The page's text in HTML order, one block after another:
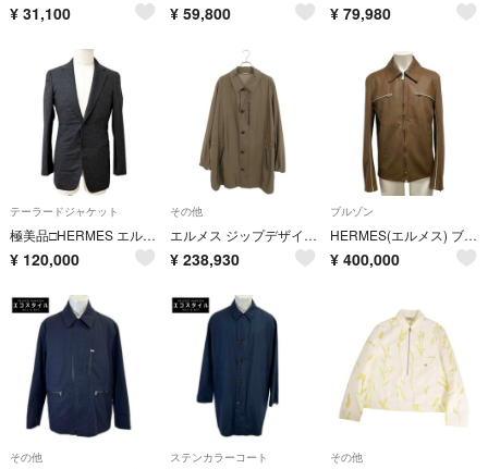
¥ 31,100 ¥ 59,800 ¥ 79,980
テーラードジャケット
極美品□HERMES エルメス G9868Z カシミヤ96％ シングル テーラードジャケット ブレザー チャコールグレー 44 イタリア製 正規品 メンズ
¥ 120,000
その他
エルメス ジップデザイン パイソンドローコード ナイロンコート メンズ 58
¥ 238,930
ブルゾン
HERMES(エルメス) ブルゾン サイズ46 L メンズ美品 - ダークブラウン リバーシブル/春/秋 ラムスキン
¥ 400,000
その他 ステンカラーコート その他